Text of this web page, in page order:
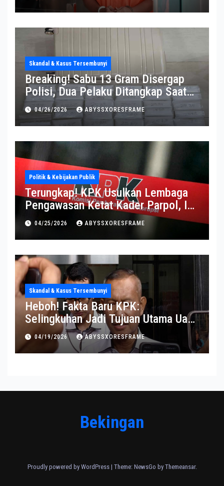
Skandal & Kasus Tersembunyi
Breaking! Sabu 13 Gram Disergap
Polisi, Dua Pelaku Ditangkap Saat
Operasi Berlangsung Di Tempat
04/26/2026 ABYSSXORESFRAME
Politik & Kebijakan Publik
Terungkap! KPK Usulkan Lembaga
Pengawasan Ketat Kader Parpol, Ini
Alasannya
04/25/2026 ABYSSXORESFRAME
Skandal & Kasus Tersembunyi
Heboh! Fakta Baru KPK:
Selingkuhan Jadi Tujuan Utama Uang
Korupsi
04/19/2026 ABYSSXORESFRAME
Bekingan
Proudly powered by WordPress | Theme: NewsGo by Themeansar.